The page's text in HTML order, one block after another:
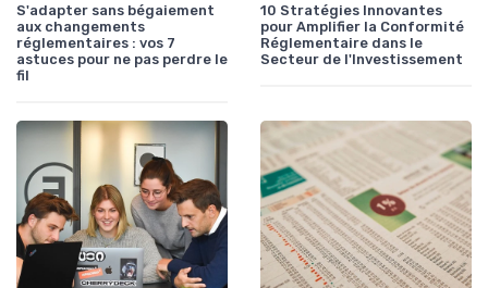
S'adapter sans bégaiement
aux changements
réglementaires : vos 7
astuces pour ne pas perdre le
fil
10 Stratégies Innovantes
pour Amplifier la Conformité
Réglementaire dans le
Secteur de l'Investissement